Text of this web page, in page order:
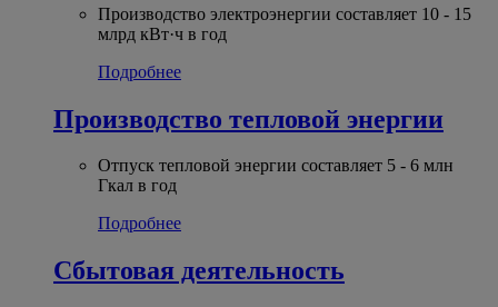
Производство электроэнергии составляет 10 - 15
млрд кВт·ч в год
Подробнее
Производство тепловой энергии
Отпуск тепловой энергии составляет 5 - 6 млн
Гкал в год
Подробнее
Сбытовая деятельность